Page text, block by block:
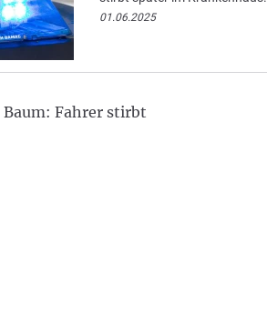
01.06.2025
Fahrer stirbt